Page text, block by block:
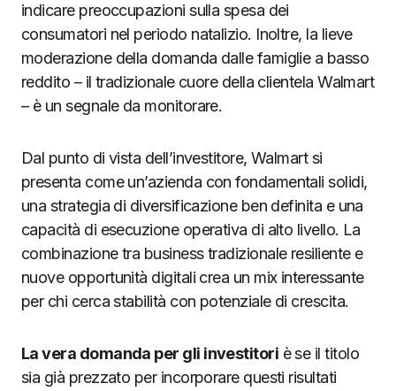
indicare preoccupazioni sulla spesa dei
consumatori nel periodo natalizio. Inoltre, la lieve
moderazione della domanda dalle famiglie a basso
reddito – il tradizionale cuore della clientela Walmart
– è un segnale da monitorare.
Dal punto di vista dell’investitore, Walmart si
presenta come un’azienda con fondamentali solidi,
una strategia di diversificazione ben definita e una
capacità di esecuzione operativa di alto livello. La
combinazione tra business tradizionale resiliente e
nuove opportunità digitali crea un mix interessante
per chi cerca stabilità con potenziale di crescita.
La vera domanda per gli investitori è se il titolo
sia già prezzato per incorporare questi risultati